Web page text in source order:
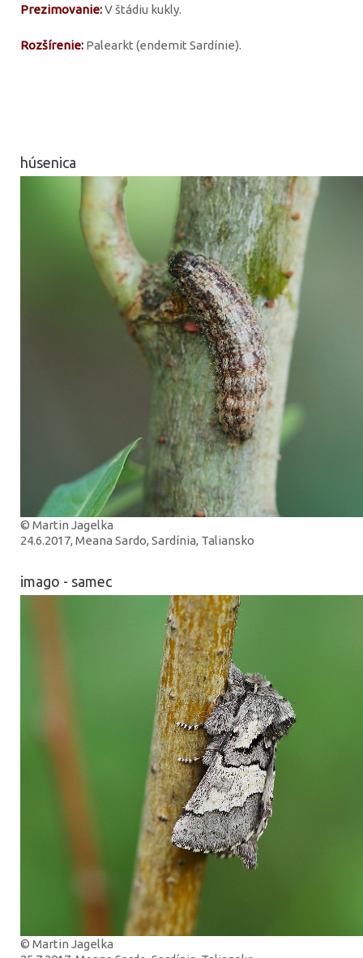
Prezimovanie:V štádiu kukly.
Rozšírenie: Palearkt (endemit Sardínie).
húsenica
© Martin Jagelka
24.6.2017, Meana Sardo, Sardínia, Taliansko
imago - samec
© Martin Jagelka